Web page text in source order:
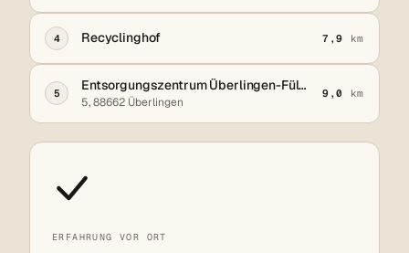
4 Recyclinghof 7,9 km
5
Entsorgungszentrum Überlingen-Füllenwaid
5, 88662 Überlingen
9,0 km
ERFAHRUNG VOR ORT